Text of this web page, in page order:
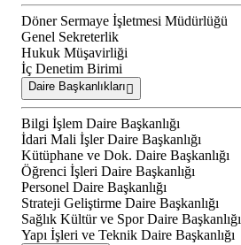
Döner Sermaye İşletmesi Müdürlüğü
Genel Sekreterlik
Hukuk Müşavirliği
İç Denetim Birimi
Daire Başkanlıkları
Bilgi İşlem Daire Başkanlığı
İdari Mali İşler Daire Başkanlığı
Kütüphane ve Dok. Daire Başkanlığı
Öğrenci İşleri Daire Başkanlığı
Personel Daire Başkanlığı
Strateji Geliştirme Daire Başkanlığı
Sağlık Kültür ve Spor Daire Başkanlığı
Yapı İşleri ve Teknik Daire Başkanlığı